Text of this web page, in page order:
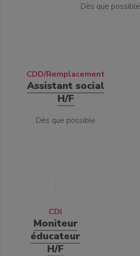
Dès que possible
CDD/Remplacement
Assistant social
H/F
Dès que possible
CDI
Moniteur
éducateur
H/F